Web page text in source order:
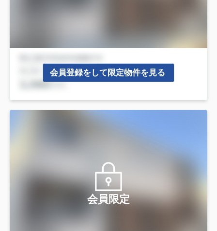
会員登録をして限定物件を見る
会員限定